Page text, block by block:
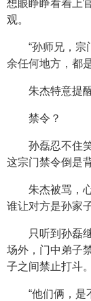
想眼睁睁看着上
观。
“孙师兄，
余任何地方，都
朱杰特意提
禁令？
孙磊忍不住
这宗门禁令倒是
朱杰被骂，
谁让对方是孙家
只听到孙磊
场外，门中弟子
子之间禁止打斗
“他们俩，是